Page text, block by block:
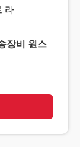
장비 원스